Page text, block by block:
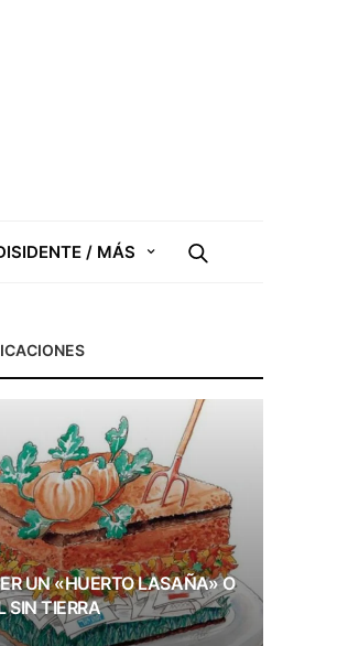
/ MÁS
UN «HUERTO LASAÑA» O
SIN TIERRA